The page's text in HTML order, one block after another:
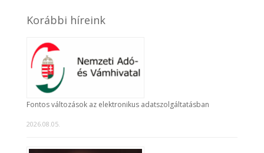
Korábbi híreink
Fontos változások az elektronikus adatszolgáltatásban
2026.08.05.